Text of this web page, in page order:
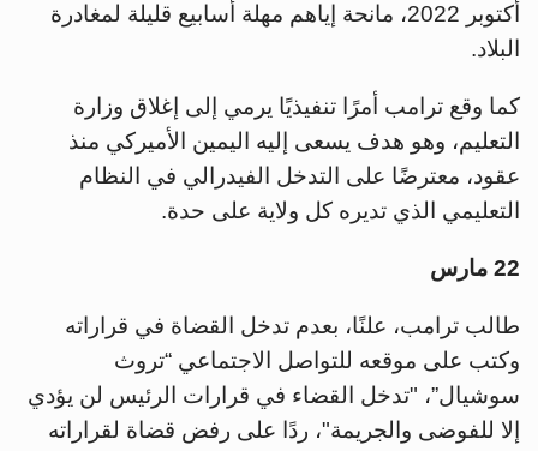
أكتوبر 2022، مانحة إياهم مهلة أسابيع قليلة لمغادرة
البلاد.
كما وقع ترامب أمرًا تنفيذيًا يرمي إلى إغلاق وزارة
التعليم، وهو هدف يسعى إليه اليمين الأميركي منذ
عقود، معترضًا على التدخل الفيدرالي في النظام
التعليمي الذي تديره كل ولاية على حدة.
22 مارس
طالب ترامب، علنًا، بعدم تدخل القضاة في قراراته
وكتب على موقعه للتواصل الاجتماعي “تروث
سوشيال”، "تدخل القضاء في قرارات الرئيس لن يؤدي
إلا للفوضى والجريمة"، ردًا على رفض قضاة لقراراته